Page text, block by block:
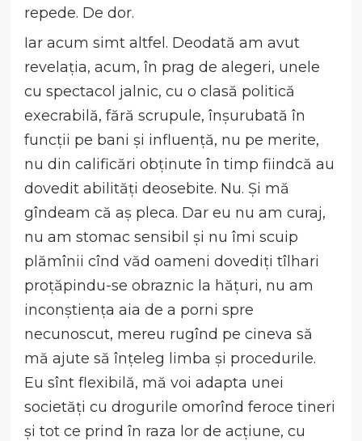
repede. De dor.
Iar acum simt altfel. Deodată am avut
revelația, acum, în prag de alegeri, unele
cu spectacol jalnic, cu o clasă politică
execrabilă, fără scrupule, înșurubată în
funcții pe bani și influență, nu pe merite,
nu din calificări obținute în timp fiindcă au
dovedit abilități deosebite. Nu. Și mă
gîndeam că aș pleca. Dar eu nu am curaj,
nu am stomac sensibil și nu îmi scuip
plămînii cînd văd oameni dovediți tîlhari
proțăpindu-se obraznic la hățuri, nu am
inconștiența aia de a porni spre
necunoscut, mereu rugînd pe cineva să
mă ajute să înțeleg limba și procedurile.
Eu sînt flexibilă, mă voi adapta unei
societăți cu drogurile omorînd feroce tineri
și tot ce prind în raza lor de acțiune, cu